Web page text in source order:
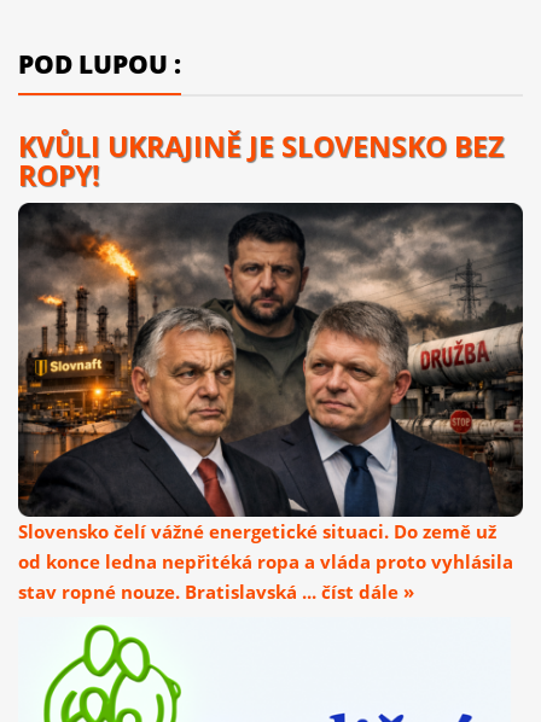
POD LUPOU :
KVŮLI UKRAJINĚ JE SLOVENSKO BEZ
ROPY!
Slovensko čelí vážné energetické situaci. Do země už
od konce ledna nepřitéká ropa a vláda proto vyhlásila
stav ropné nouze. Bratislavská ... číst dále »